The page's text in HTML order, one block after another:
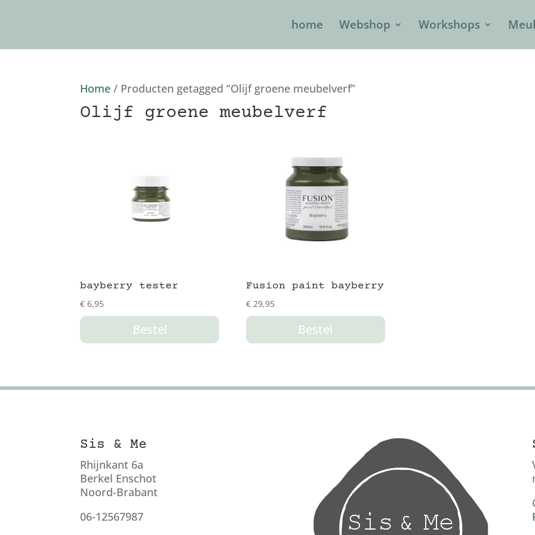
home Webshop Workshops
Home / Producten getagged “Olijf groene meubelverf”
Olijf groene meubelverf
bayberry tester
€ 6,95
Bestel
Fusion paint bayberry
€ 29,95
Bestel
Sis & Me
Rhijnkant 6a
Berkel Enschot
Noord-Brabant
06-12567987